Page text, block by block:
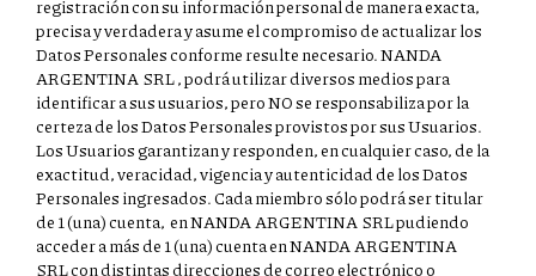
registración con su información personal de manera exacta,
precisa y verdadera y asume el compromiso de actualizar los
Datos Personales conforme resulte necesario. NANDA
ARGENTINA SRL , podrá utilizar diversos medios para
identificar a sus usuarios, pero NO se responsabiliza por la
certeza de los Datos Personales provistos por sus Usuarios.
Los Usuarios garantizan y responden, en cualquier caso, de la
exactitud, veracidad, vigencia y autenticidad de los Datos
Personales ingresados. Cada miembro sólo podrá ser titular
de 1 (una) cuenta, en NANDA ARGENTINA SRL pudiendo
acceder a más de 1 (una) cuenta en NANDA ARGENTINA
SRL con distintas direcciones de correo electrónico o